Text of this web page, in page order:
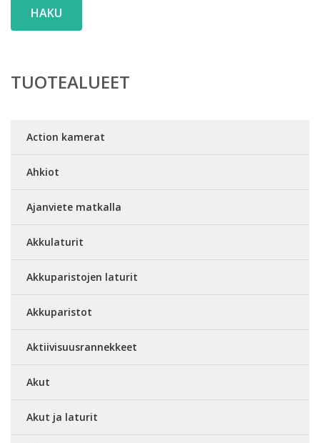
HAKU
TUOTEALUEET
Action kamerat
Ahkiot
Ajanviete matkalla
Akkulaturit
Akkuparistojen laturit
Akkuparistot
Aktiivisuusrannekkeet
Akut
Akut ja laturit